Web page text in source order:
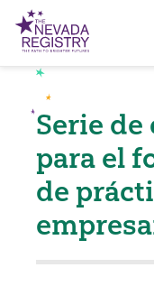
Serie
para el
de